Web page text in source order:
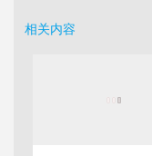
相关内容